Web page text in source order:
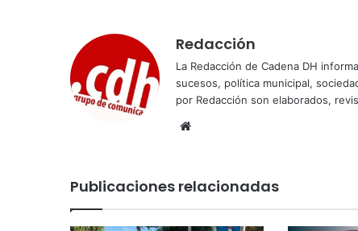
Redacción
La Redacción de Cadena DH
sucesos, política municipal,
por Redacción son elaborados,
Sitio
Publicaciones relacionadas